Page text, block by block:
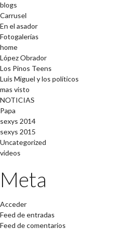
blogs
Carrusel
En el asador
Fotogalerías
home
López Obrador
Los Pinos Teens
Luis Miguel y los políticos
mas visto
NOTICIAS
Papa
sexys 2014
sexys 2015
Uncategorized
videos
Meta
Acceder
Feed de entradas
Feed de comentarios